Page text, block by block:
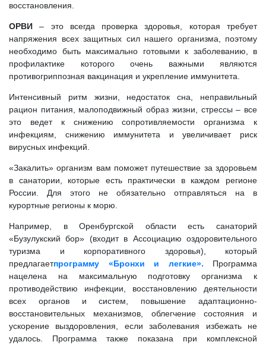
восстановления.
ОРВИ – это всегда проверка здоровья, которая требует
напряжения всех защитных сил нашего организма, поэтому
необходимо быть максимально готовыми к заболеванию, в
профилактике которого очень важными являются
противогриппозная вакцинация и укрепление иммунитета.
Интенсивный ритм жизни, недостаток сна, неправильный
рацион питания, малоподвижный образ жизни, стрессы – все
это ведет к снижению сопротивляемости организма к
инфекциям, снижению иммунитета и увеличивает риск
вирусных инфекций.
«Закалить» организм вам поможет путешествие за здоровьем
в санатории, которые есть практически в каждом регионе
России. Для этого не обязательно отправляться на в
курортные регионы к морю.
Например, в Оренбургской области есть санаторий
«Бузулукский бор» (входит в Ассоциацию оздоровительного
туризма и корпоративного здоровья), который
предлагаетпрограмму «Бронхи и легкие».
Программа
нацелена на максимальную подготовку организма к
противодействию инфекции, восстановлению деятельности
всех органов и систем, повышение адаптационно-
восстановительных механизмов, облегчение состояния и
ускорение выздоровления, если заболевания избежать не
удалось. Программа также показана при комплексной